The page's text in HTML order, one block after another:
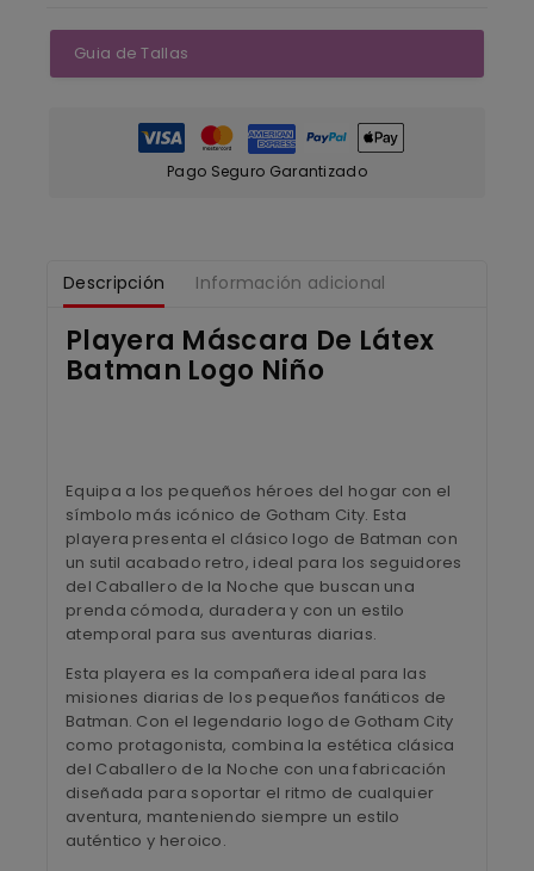
Guia de Tallas
Pago Seguro Garantizado
Descripción Información adicional
Playera Máscara De Látex
Batman Logo Niño
Equipa a los pequeños héroes del hogar con el
símbolo más icónico de Gotham City. Esta
playera presenta el clásico logo de Batman con
un sutil acabado retro, ideal para los seguidores
del Caballero de la Noche que buscan una
prenda cómoda, duradera y con un estilo
atemporal para sus aventuras diarias.
Esta playera es la compañera ideal para las
misiones diarias de los pequeños fanáticos de
Batman. Con el legendario logo de Gotham City
como protagonista, combina la estética clásica
del Caballero de la Noche con una fabricación
diseñada para soportar el ritmo de cualquier
aventura, manteniendo siempre un estilo
auténtico y heroico.